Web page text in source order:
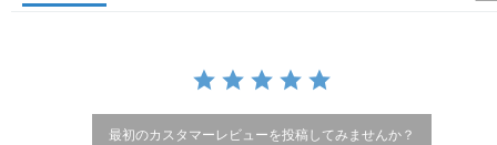
最初のカスタマーレビューを投稿してみませんか？